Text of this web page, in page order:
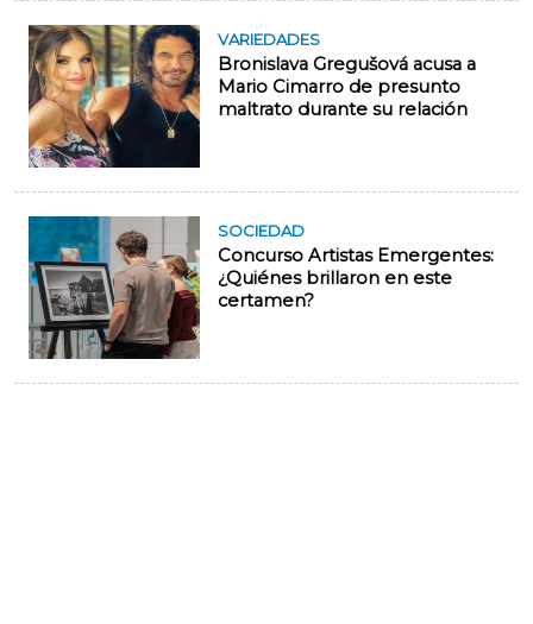
VARIEDADES
Bronislava Gregušová acusa a
Mario Cimarro de presunto
maltrato durante su relación
SOCIEDAD
Concurso Artistas Emergentes:
¿Quiénes brillaron en este
certamen?